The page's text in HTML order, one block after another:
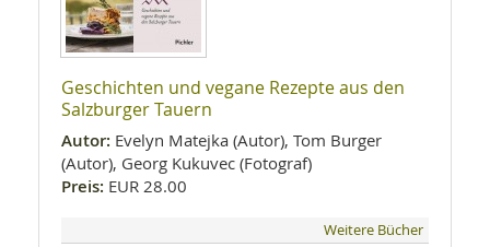
Geschichten und vegane Rezepte aus den
Salzburger Tauern
Autor: Evelyn Matejka (Autor), Tom Burger
(Autor), Georg Kukuvec (Fotograf)
Preis: EUR 28.00
Weitere Bücher